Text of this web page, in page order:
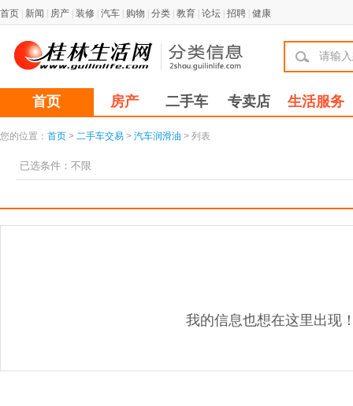
首页 新闻 房产 装修 汽车 购物 分类 教育 论坛 招聘 健康
首页 房产 二手车 专卖店 生活服务
您的位置： 首页 > 二手车交易 > 汽车润滑油 > 列表
已选条件： 不限
我的信息也想在这里出现